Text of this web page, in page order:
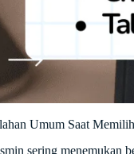
Umum Saat
sering menemukan